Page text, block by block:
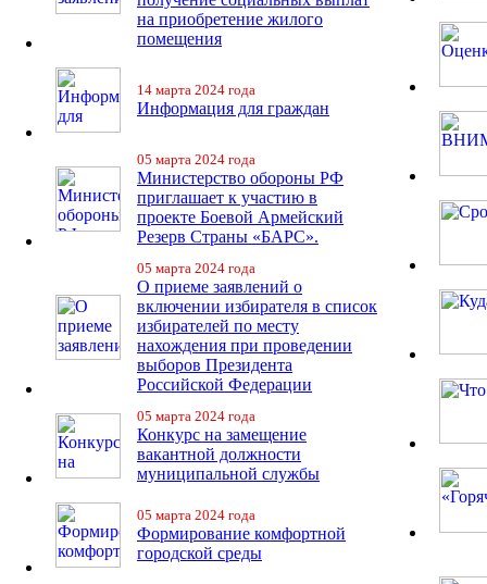
на приобретение жилого
помещения
14 марта 2024 года
Информация для граждан
05 марта 2024 года
Министерство обороны РФ
приглашает к участию в
проекте Боевой Армейский
Резерв Страны «БАРС».
05 марта 2024 года
О приеме заявлений о
включении избирателя в список
избирателей по месту
нахождения при проведении
выборов Президента
Российской Федерации
05 марта 2024 года
Конкурс на замещение
вакантной должности
муниципальной службы
05 марта 2024 года
Формирование комфортной
городской среды